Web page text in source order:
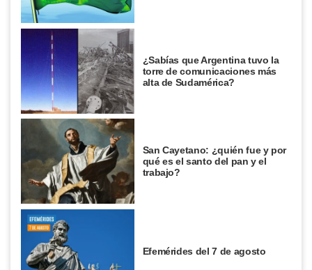
¿Sabías que Argentina tuvo la
torre de comunicaciones más
alta de Sudamérica?
San Cayetano: ¿quién fue y por
qué es el santo del pan y el
trabajo?
Efemérides del 7 de agosto